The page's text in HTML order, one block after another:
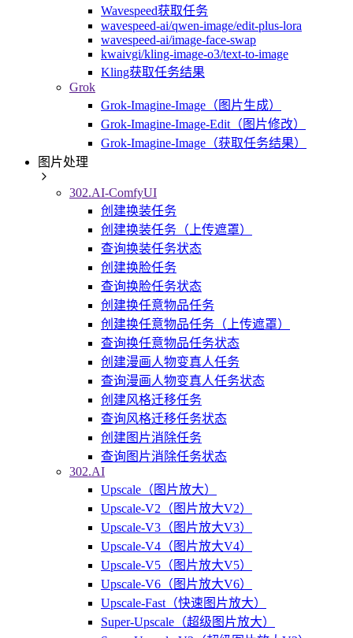
Wavespeed获取任务
wavespeed-ai/qwen-image/edit-plus-lora
wavespeed-ai/image-face-swap
kwaivgi/kling-image-o3/text-to-image
Kling获取任务结果
Grok
Grok-Imagine-Image（图片生成）
Grok-Imagine-Image-Edit（图片修改）
Grok-Imagine-Image（获取任务结果）
图片处理
302.AI-ComfyUI
创建换装任务
创建换装任务（上传遮罩）
查询换装任务状态
创建换脸任务
查询换脸任务状态
创建换任意物品任务
创建换任意物品任务（上传遮罩）
查询换任意物品任务状态
创建漫画人物变真人任务
查询漫画人物变真人任务状态
创建风格迁移任务
查询风格迁移任务状态
创建图片消除任务
查询图片消除任务状态
302.AI
Upscale（图片放大）
Upscale-V2（图片放大V2）
Upscale-V3（图片放大V3）
Upscale-V4（图片放大V4）
Upscale-V5（图片放大V5）
Upscale-V6（图片放大V6）
Upscale-Fast（快速图片放大）
Super-Upscale（超级图片放大）